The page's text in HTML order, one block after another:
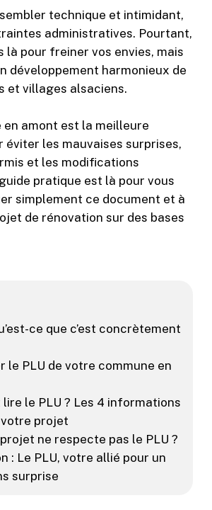
technique et intimidant,
administratives. Pourtant,
là pour freiner vos envies, mais
développement harmonieux de
et villages alsaciens.
en amont est la meilleure
éviter les mauvaises surprises,
et les modifications
pratique est là pour vous
simplement ce document et à
de rénovation sur des bases
ce que c’est concrètement
le PLU de votre commune en
lire le PLU ? Les 4 informations
projet
ne respecte pas le PLU ?
: Le PLU, votre allié pour un
surprise